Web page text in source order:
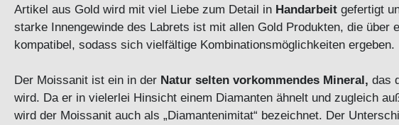
Artikel aus Gold wird mit viel Liebe zum Detail in Handarbeit gefertigt
starke Innengewinde des Labrets ist mit allen Gold Produkten, die über
kompatibel, sodass sich vielfältige Kombinationsmöglichkeiten
Der Moissanit ist ein in der Natur selten vorkommendes Mineral, das
wird. Da er in vielerlei Hinsicht einem Diamanten ähnelt und zugleich
wird der Moissanit auch als „Diamantenimitat“ bezeichnet. Der